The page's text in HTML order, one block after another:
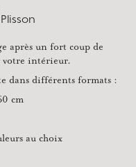
après un fort coup de
votre intérieur.
dans différents formats :
cm
au choix